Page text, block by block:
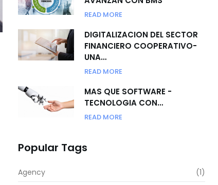
READ MORE
DIGITALIZACION DEL SECTOR
FINANCIERO COOPERATIVO-
UNA…
READ MORE
MAS QUE SOFTWARE -
TECNOLOGIA CON…
READ MORE
Popular Tags
Agency
(1)